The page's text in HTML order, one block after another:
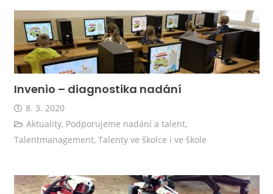
Invenio – diagnostika nadání
8. 3. 2020
Aktuality, Podporujeme nadání a talent,
Talentmanagement, Talenty ve školce i ve škole